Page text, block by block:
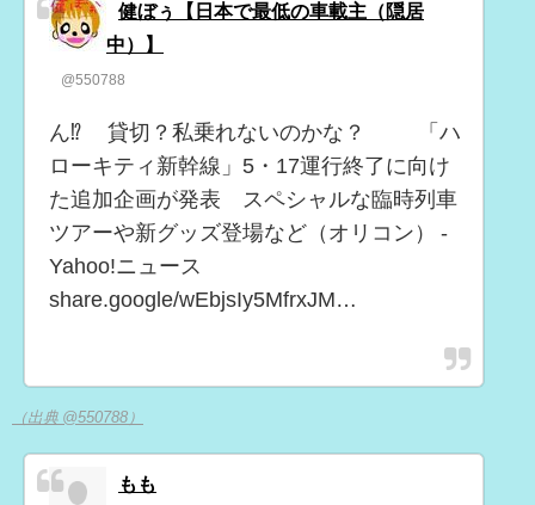
健ぼぅ【日本で最低の車載主（隠居
中）】
@550788
ん⁉️ 貸切？私乗れないのかな？ 「ハ
ローキティ新幹線」5・17運行終了に向け
た追加企画が発表 スペシャルな臨時列車
ツアーや新グッズ登場など（オリコン） -
Yahoo!ニュース
share.google/wEbjsIy5MfrxJM…
（出典 @550788）
もも